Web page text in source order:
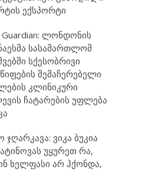
ექსპორტი
Guardian: ლონდონის
სასამართლომ
სქესობრივი
შემაჩერებელი
კლინიკური
ჩატარების უფლება
ჯღარკავა: ვიკა ბუკია
უყურეთ რა,
ხელფასი არ ჰქონდა,